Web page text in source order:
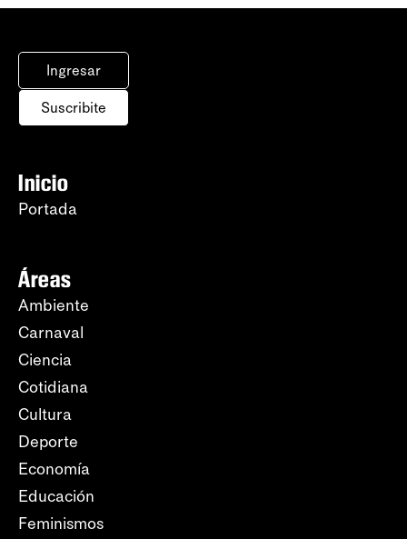
Ingresar
Suscribite
Inicio
Portada
Áreas
Ambiente
Carnaval
Ciencia
Cotidiana
Cultura
Deporte
Economía
Educación
Feminismos